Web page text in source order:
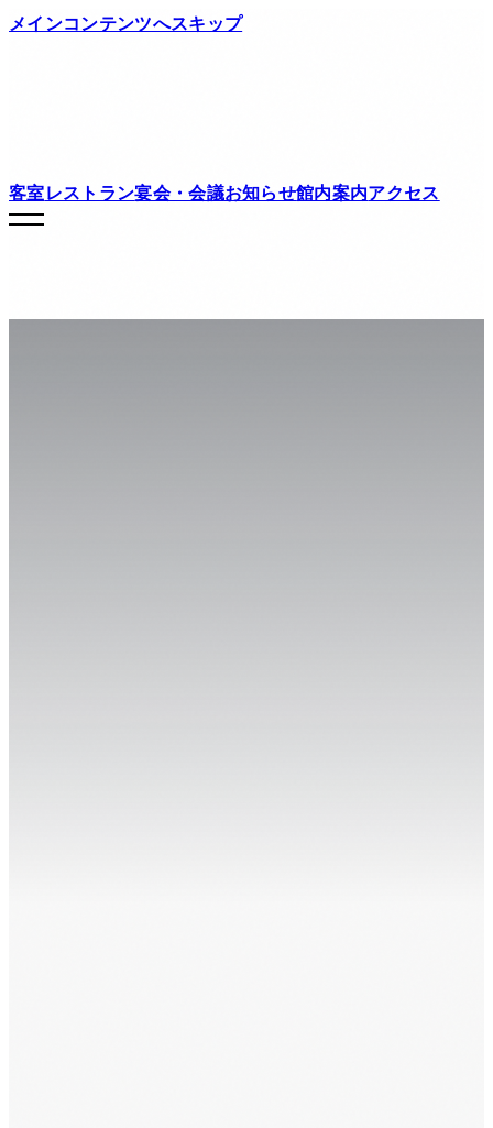
メインコンテンツへスキップ
客室レストラン宴会・会議お知らせ館内案内アクセス